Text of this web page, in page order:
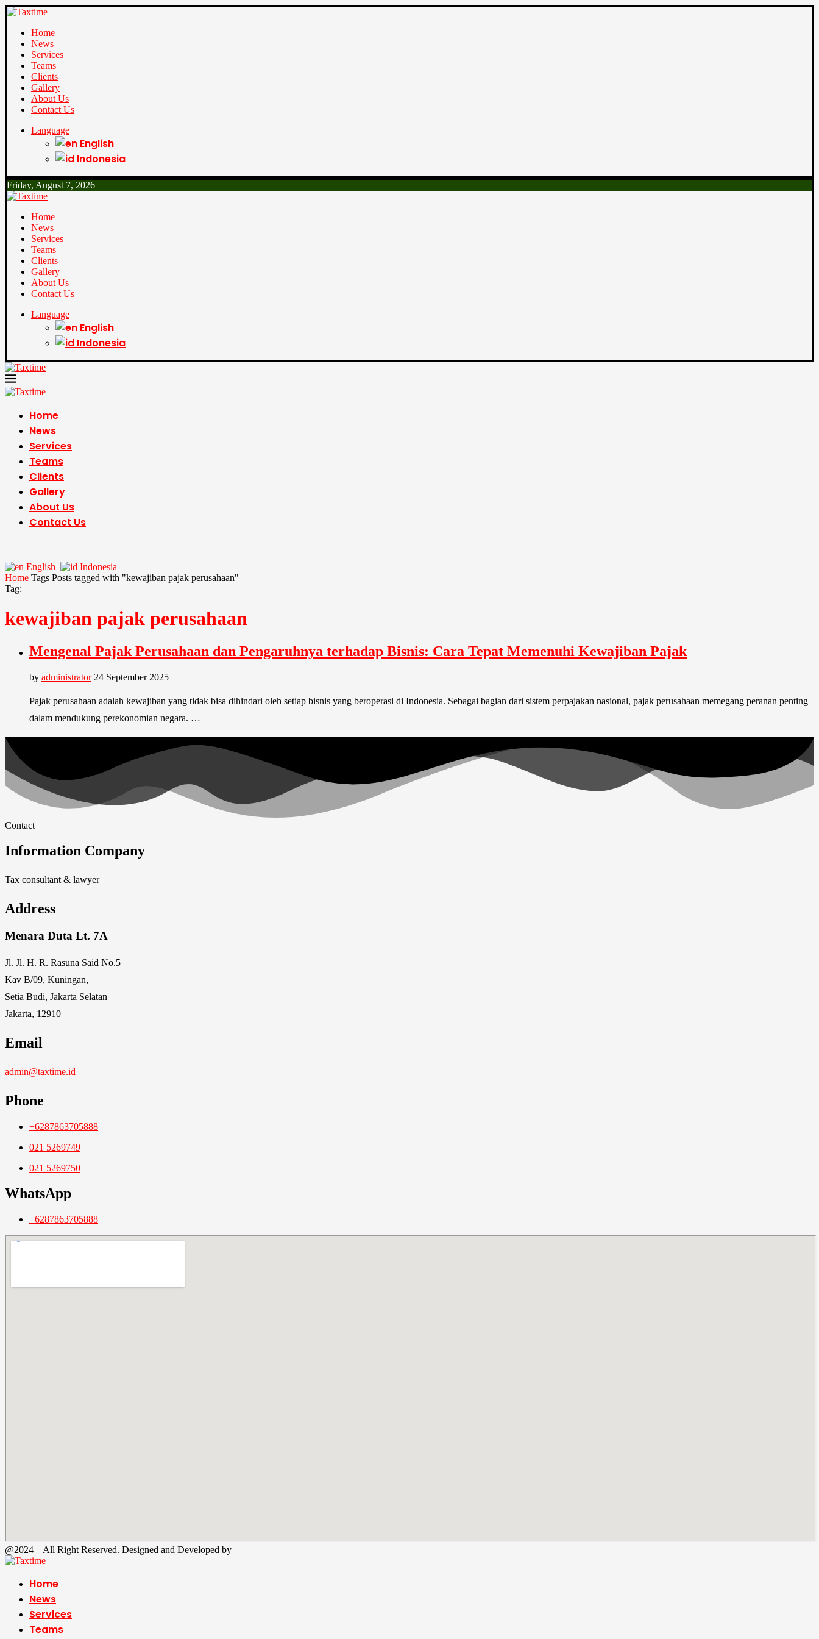
Home
News
Services
Teams
Clients
Gallery
About Us
Contact Us
Language
English
Indonesia
Friday, August 7, 2026
Home
News
Services
Teams
Clients
Gallery
About Us
Contact Us
Language
English
Indonesia
Home
News
Services
Teams
Clients
Gallery
About Us
Contact Us
English
Indonesia
Home Tags Posts tagged with "kewajiban pajak perusahaan"
Tag:
kewajiban pajak perusahaan
Mengenal Pajak Perusahaan dan Pengaruhnya terhadap Bisnis: Cara Tepat Memenuhi Kewajiban Pajak
by administrator 24 September 2025
Pajak perusahaan adalah kewajiban yang tidak bisa dihindari oleh setiap bisnis yang beroperasi di Indonesia. Sebagai bagian dari sistem perpajakan nasional, pajak perusahaan memegang peranan penting
dalam mendukung perekonomian negara. …
Contact
Information Company
Tax consultant & lawyer
Address
Menara Duta Lt. 7A
Jl. Jl. H. R. Rasuna Said No.5
Kav B/09, Kuningan,
Setia Budi, Jakarta Selatan
Jakarta, 12910
Email
admin@taxtime.id
Phone
+6287863705888
021 5269749
021 5269750
WhatsApp
+6287863705888
@2024 – All Right Reserved. Designed and Developed by
Home
News
Services
Teams